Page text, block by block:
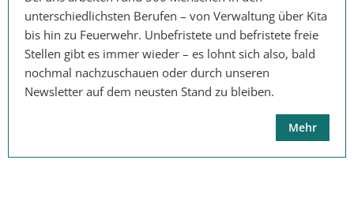
unterschiedlichsten Berufen – von Verwaltung über Kita
bis hin zu Feuerwehr. Unbefristete und befristete freie
Stellen gibt es immer wieder – es lohnt sich also, bald
nochmal nachzuschauen oder durch unseren
Newsletter auf dem neusten Stand zu bleiben.
Mehr